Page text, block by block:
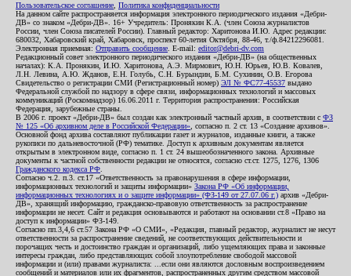
Пользовательское соглашение Политика конфиденциальности
На данном сайте распространяется информация электронного периодического издания «Дебри-
ДВ» со знаком «Дебри-ДВ». 16+ Учредитель: Пронякин К.А. (член Союза журналистов
России, член Союза писателей России). Главный редактор: Харитонова И.Ю. Адрес редакции:
680032, Хабаровский край, Хабаровск, проспект 60-летия Октября, 88-46, т./ф.84212296081.
Электронная приемная: Отправить сообщение . E-mail: editor@debri-dv.com
Редакционный совет электронного периодического издания «Дебри-ДВ» (на общественных
началах): К.А. Пронякин, И.Ю. Харитонова, А.Э. Мирмович, Ю.Н. Юрьев, Ю.В. Ковалев,
Л.Н. Левина, А.Ю. Жданов, Е.Н. Голубь, С.Н. Бурындин, Б.М. Сухинин, О.В. Егорова
Свидетельство о регистрации СМИ (Регистрационный номер) ЭЛ № ФС77-45537 выдано
Федеральной службой по надзору в сфере связи, информационных технологий и массовых
коммуникаций (Роскомнадзор) 16.06.2011 г. Территория распространения: Российская
Федерация, зарубежные страны.
В 2006 г. проект «Дебри-ДВ» был создан как электронный частный архив, в соответствии с ФЗ
№ 125 «Об архивном деле в Российской Федерации» , согласно п. 2 ст. 13 «Создание архивов».
Основной фонд архива составляют публикации газет и журналов, изданные книги, а также
рукописи по дальневосточной (РФ) тематике. Доступ к архивным документам является
открытым в электронном виде, согласно п. 1 ст. 24 вышеобозначенного закона. Архивные
документы к частной собственности редакции не относятся, согласно ст.ст. 1275, 1276, 1306
Гражданского кодекса РФ
Согласно ч.2. п.3. ст.17 «Ответственность за правонарушения в сфере информации,
информационных технологий и защиты информации» Закона РФ «Об информации,
информационных технологиях и о защите информации» (ФЗ-149 от 27.07.06 г.) архив «Дебри-
ДВ», хранящий информацию, гражданско-правовую ответственность за распространение
информации не несет. Сайт и редакция основываются и работают на основании ст.8 «Право на
доступ к информации» ФЗ-149.
Согласно пп.3,4,6 ст.57 Закона РФ «О СМИ», «Редакция, главный редактор, журналист не несут
ответственности за распространение сведений, не соответствующих действительности и
порочащих честь и достоинство граждан и организаций, либо ущемляющих права и законные
интересы граждан, либо представляющих собой злоупотребление свободой массовой
информации и (или) правами журналиста: ...если они являются дословным воспроизведением
сообщений и материалов или их фрагментов, распространенных другим средством массовой